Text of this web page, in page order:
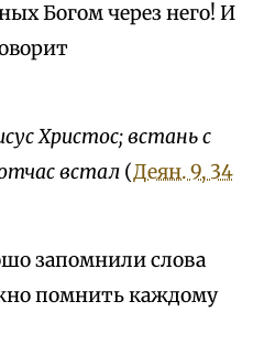
Богом через него! И
Христос; встань с
встал (Деян. 9, 34
запомнили слова
помнить каждому